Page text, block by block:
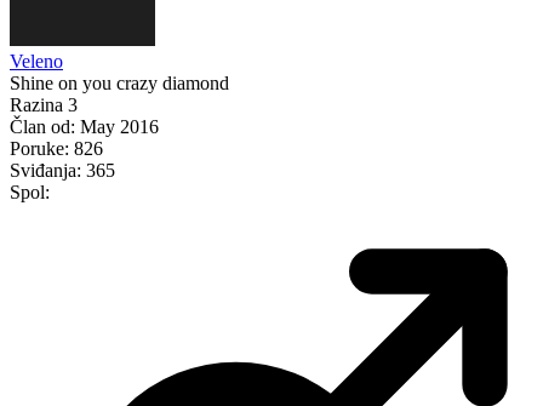
Veleno
Shine on you crazy diamond
Razina 3
Član od: May 2016
Poruke: 826
Sviđanja: 365
Spol: